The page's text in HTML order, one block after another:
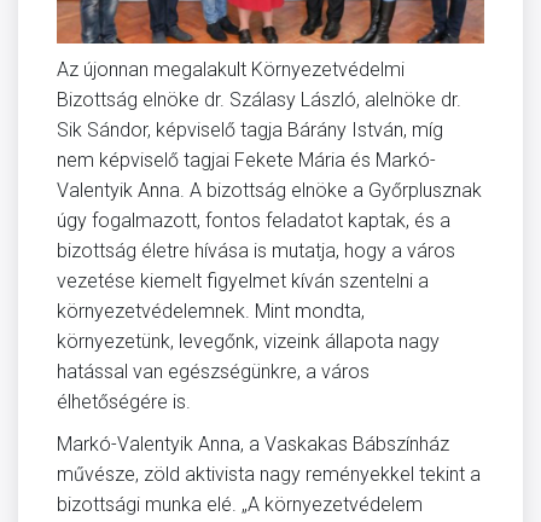
Az újonnan megalakult Környezetvédelmi
Bizottság elnöke dr. Szálasy László, alelnöke dr.
Sik Sándor, képviselő tagja Bárány István, míg
nem képviselő tagjai Fekete Mária és Markó-
Valentyik Anna. A bizottság elnöke a Győrplusznak
úgy fogalmazott, fontos feladatot kaptak, és a
bizottság életre hívása is mutatja, hogy a város
vezetése kiemelt figyelmet kíván szentelni a
környezetvédelemnek. Mint mondta,
környezetünk, levegőnk, vizeink állapota nagy
hatással van egészségünkre, a város
élhetőségére is.
Markó-Valentyik Anna, a Vaskakas Bábszínház
művésze, zöld aktivista nagy reményekkel tekint a
bizottsági munka elé. „A környezetvédelem